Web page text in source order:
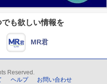
も欲しい情報を
MR君
Reserved.
ヘルプ
お問い合わせ